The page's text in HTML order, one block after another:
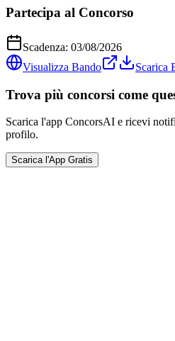
Partecipa al Concorso
Scadenza: 03/08/2026
Visualizza Bando
Scarica
Trova più concorsi come
Scarica l'app ConcorsAI e ricevi
profilo.
Scarica l'App Gratis